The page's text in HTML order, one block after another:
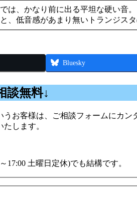
は、かなり前に出る平坦な硬い音。
、低音感があまり無いトランジスタ
Bluesky
談無料↓
お客様は、ご相談フォームにカ
します。
17:00 土曜日定休)でも結構です。